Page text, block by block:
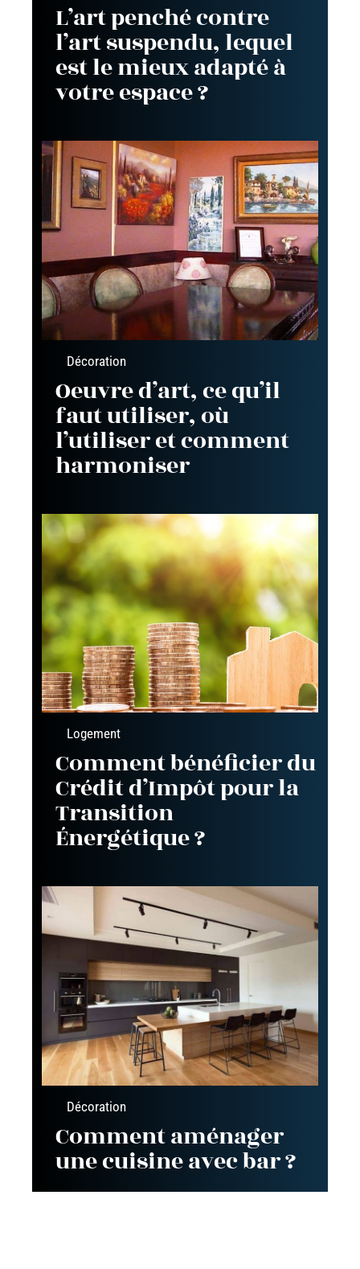
L’art penché contre
l’art suspendu, lequel
est le mieux adapté à
votre espace ?
Décoration
Oeuvre d’art, ce qu’il
faut utiliser, où
l’utiliser et comment
harmoniser
Logement
Comment bénéficier du
Crédit d’Impôt pour la
Transition
Énergétique ?
Décoration
Comment aménager
une cuisine avec bar ?